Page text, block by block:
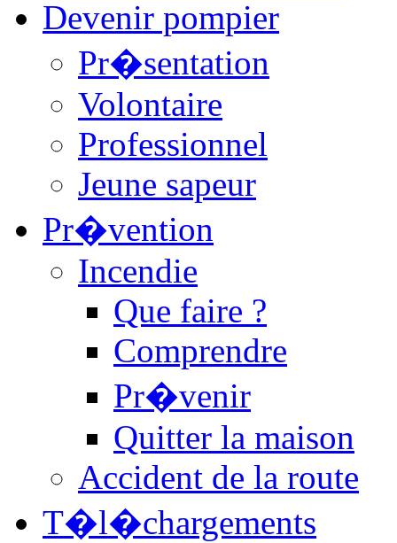
Devenir pompier
Pr�sentation
Volontaire
Professionnel
Jeune sapeur
Pr�vention
Incendie
Que faire ?
Comprendre
Pr�venir
Quitter la maison
Accident de la route
T�l�chargements